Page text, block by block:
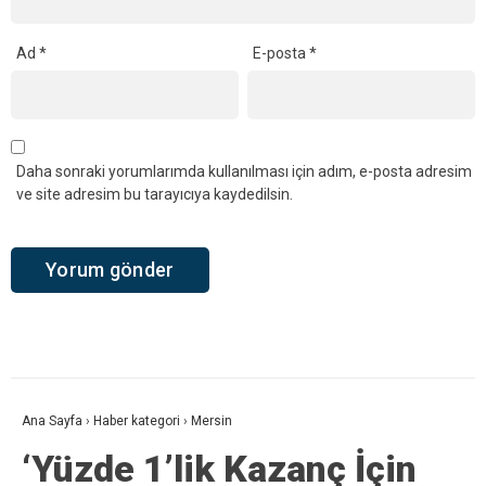
Ad * E-posta*
Daha sonraki yorumlarımda kullanılması için adım, e-posta adresim
ve site adresim bu tarayıcıya kaydedilsin.
Ana Sayfa › Haber kategori › Mersin
‘Yüzde 1’lik Kazanç İçin